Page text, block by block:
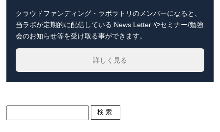
クラウドファンディング・ラボラトリのメンバーになると、
当ラボが定期的に配信している News Letter やセミナー/勉強
会のお知らせ等を受け取る事ができます。
詳しく見る